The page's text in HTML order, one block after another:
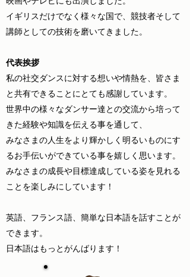
イギリスだけでなく様々な国で、競技者そして
講師としての技術を磨いてきました。
代表挨拶
私の社交ダンスに対する想いや情熱を、皆さま
と共有できることにとても感謝しています。
世界中の様々なダンサー達との交流から培って
きた経験や知識を伝える事を通して、
みなさまの人生をより輝かしく明るいものにす
るお手伝いができている事を嬉しく思います。
みなさまの成長や目標達成している姿を見れる
ことを楽しみにしています！
英語、フランス語、簡単な日本語を話すことが
できます。
日本語はもっとがんばります！